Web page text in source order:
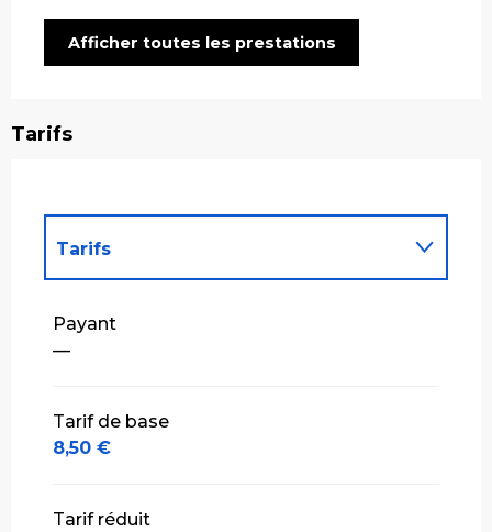
Afficher toutes les prestations
Tarifs
Tarifs
Tarifs 2027
Payant
—
Tarif de base
8,50 €
Tarif réduit